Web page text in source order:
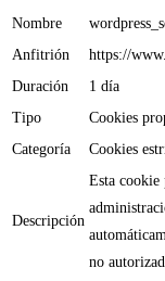
Nombre
Anfitrión
https://
Duración
1 día
Tipo
Cookies
Categoría
Cookies
Descripción
Esta cookie
no